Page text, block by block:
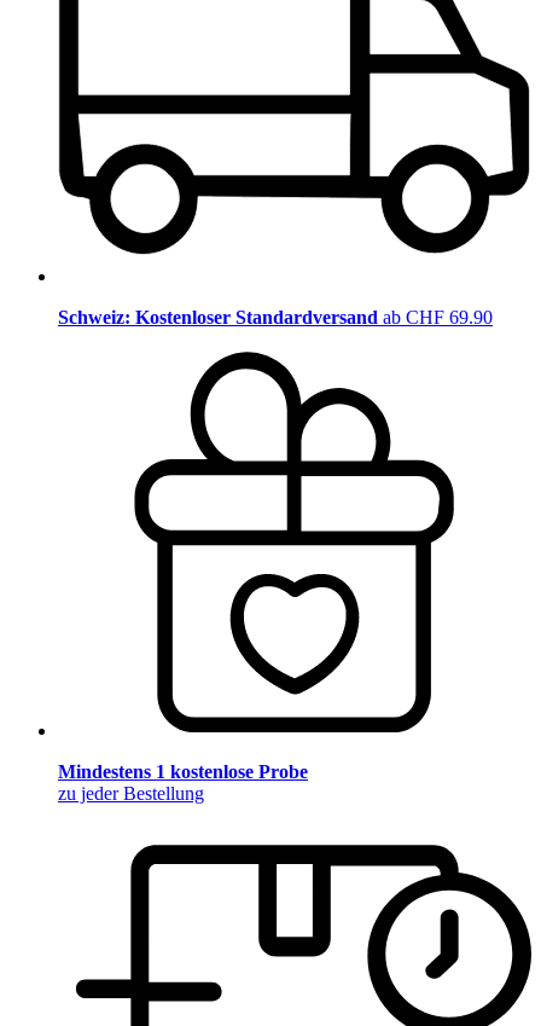
Schweiz: Kostenloser Standardversand ab CHF 69.90
Mindestens 1 kostenlose Probe
zu jeder Bestellung